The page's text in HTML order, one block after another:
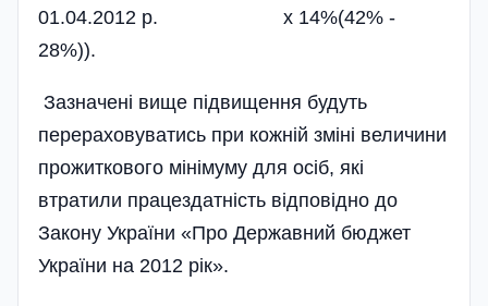
01.04.2012 р. x 14%(42% -
28%)).
Зазначені вище підвищення будуть
перераховуватись при кожній зміні величини
прожиткового мінімуму для осіб, які
втратили працездатність відповідно до
Закону України «Про Державний бю­джет
України на 2012 рік».